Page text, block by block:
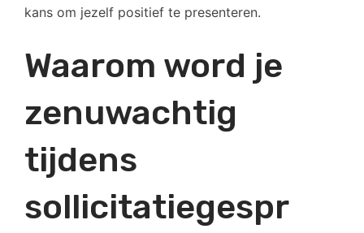
kans om jezelf positief te presenteren.
Waarom word je
zenuwachtig
tijdens
sollicitatiegespr